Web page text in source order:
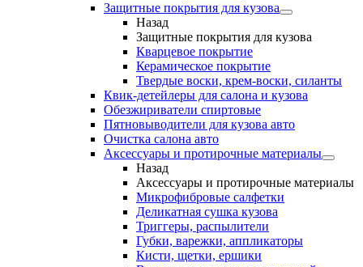
Защитные покрытия для кузова
Назад
Защитные покрытия для кузова
Кварцевое покрытие
Керамическое покрытие
Твердые воски, крем-воски, силанты
Квик-детейлеры для салона и кузова
Обезжириватели спиртовые
Пятновыводители для кузова авто
Очистка салона авто
Аксессуары и протирочные материалы
Назад
Аксессуары и протирочные материалы
Микрофибровые салфетки
Деликатная сушка кузова
Триггеры, распылители
Губки, варежки, аппликаторы
Кисти, щетки, ершики